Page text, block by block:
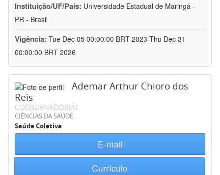
Instituição/UF/País: Universidade Estadual de Maringá -
PR - Brasil
Vigência: Tue Dec 05 00:00:00 BRT 2023-Thu Dec 31
00:00:00 BRT 2026
Ademar Arthur Chioro dos
Reis
COORDENADOR(A)
CIÊNCIAS DA SAÚDE
Saúde Coletiva
E-mail
Currículo